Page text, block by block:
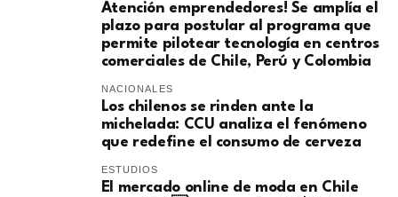
Atención emprendedores! Se amplía el
plazo para postular al programa que
permite pilotear tecnología en centros
comerciales de Chile, Perú y Colombia
NACIONALES
Los chilenos se rinden ante la
michelada: CCU analiza el fenómeno
que redefine el consumo de cerveza
ESTUDIOS
El mercado online de moda en Chile